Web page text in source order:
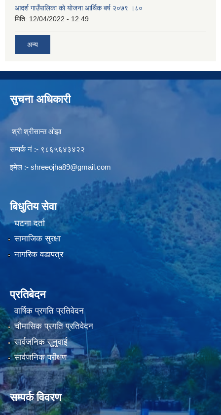
आदर्श गाउँपालिका काे याेजना आर्थिक बर्ष २०७९ ।८०
मिति: 12/04/2022 - 12:49
अन्य
सुचना अधिकारी
श्री श्रीसान्त ओझा
सम्पर्क नं :- ९८६५६४३४२२
इमेल :- shreeojha89@gmail.com
बिधुतिय सेवा
घटना दर्ता
सामाजिक सुरक्षा
नागरिक वडापत्र
प्रतिबेदन
वार्षिक प्रगति प्रतिवेदन
चौमासिक प्रगति प्रतिवेदन
सार्वजनिक सुनुवाई
सार्वजनिक परीक्षण
सम्पर्क विवरण